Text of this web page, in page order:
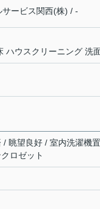
ービス関西(株) / -
ハウスクリーニング 洗
/ 眺望良好 / 室内洗濯機
ロゼット